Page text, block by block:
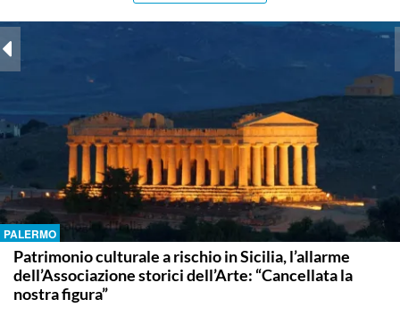
PALERMO
Patrimonio culturale a rischio in Sicilia, l’allarme
dell’Associazione storici dell’Arte: “Cancellata la
nostra figura”